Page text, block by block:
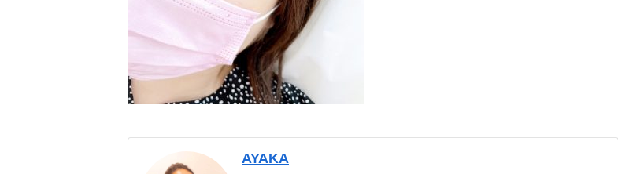
AYAKA